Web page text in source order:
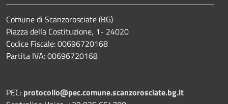
Comune di Scanzorosciate (BG)
Piazza della Costituzione, 1- 24020
Codice Fiscale: 00696720168
Partita IVA: 00696720168
PEC: protocollo@pec.comune.scanzorosciate.bg.it